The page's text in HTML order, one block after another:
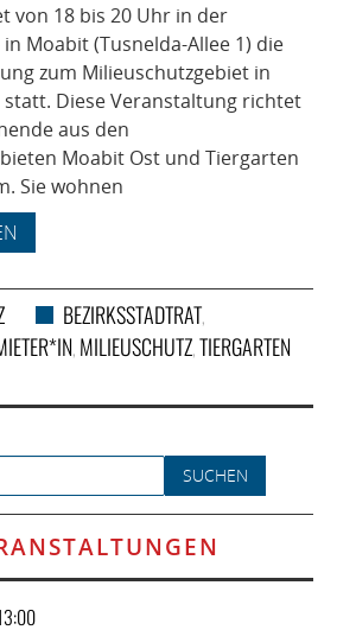
von 18 bis 20 Uhr in der
Moabit (Tusnelda-Allee 1) die
zum Milieuschutzgebiet in
Diese Veranstaltung richtet
aus den
Moabit Ost und Tiergarten
Sie wohnen
BEZIRKSSTADTRAT,
, MILIEUSCHUTZ,TIERGARTEN